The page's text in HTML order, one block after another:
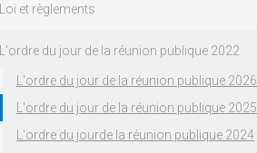
Loi et règlements
L'ordre du jour de la réunion publique 2022
L'ordre du jour de la réunion publique 2026
L'ordre du jour de la réunion publique 2025
L'ordre du jourde la réunion publique 2024